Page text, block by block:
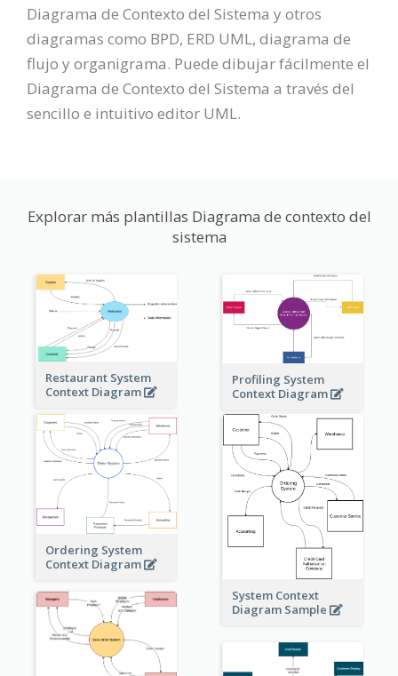
Diagrama de Contexto del Sistema y otros
diagramas como BPD, ERD UML, diagrama de
flujo y organigrama. Puede dibujar fácilmente el
Diagrama de Contexto del Sistema a través del
sencillo e intuitivo editor UML.
Explorar más plantillas Diagrama de contexto del
sistema
Restaurant System
Context Diagram
Profiling System
Context Diagram
Ordering System
Context Diagram
System Context
Diagram Sample